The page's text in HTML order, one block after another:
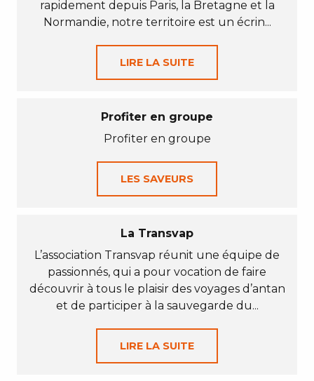
rapidement depuis Paris, la Bretagne et la
Normandie, notre territoire est un écrin...
LIRE LA SUITE
Profiter en groupe
Profiter en groupe
LES SAVEURS
La Transvap
L’association Transvap réunit une équipe de
passionnés, qui a pour vocation de faire
découvrir à tous le plaisir des voyages d’antan
et de participer à la sauvegarde du...
LIRE LA SUITE